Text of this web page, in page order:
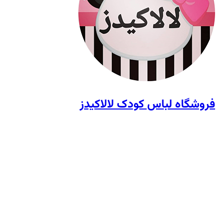
فروشگاه لباس کودک لالاکیدز